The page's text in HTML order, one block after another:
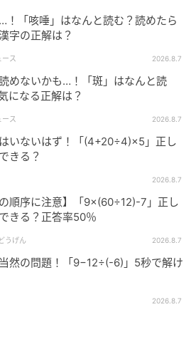
えは
て、丁寧に進めるのが計算ミス
戦して、計算力アップを目指し
ジャンルが得意なWebライタ
師・認定こども園での勤務経験
ツ制作を手がける。通算、15年
童を指導している。 クイズ・謎
資格＞ 小学校教諭一種免許状
元記事で読む
！「咳唾」はなんと読む？読めたら
字の正解は？
ス 2026.8.7
めないかも…！「斑」はなんと読
になる正解は？
ス 2026.8.7
いないはず！「(4+20÷4)×5」正し
きる？
2026.8.7
の順序に注意】「9×(60÷12)-7」正し
きる？正答率50％
うげん 2026.8.7
然の問題！「9−12÷(-6)」5秒で解け
2026.8.7